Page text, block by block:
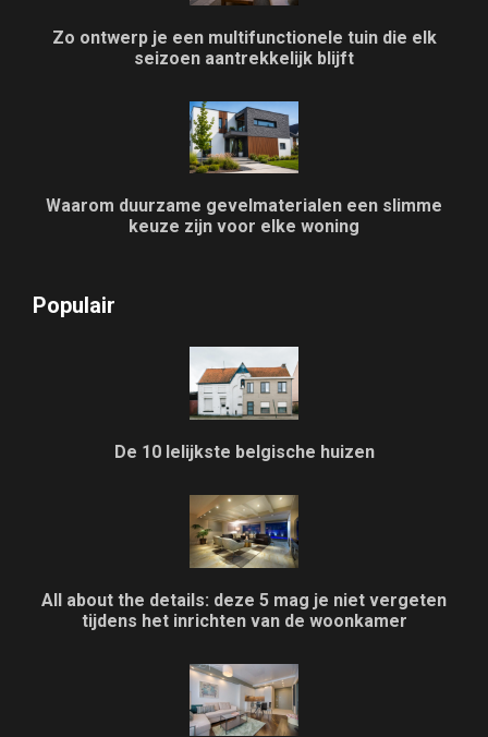
Zo ontwerp je een multifunctionele tuin die elk
seizoen aantrekkelijk blijft
Waarom duurzame gevelmaterialen een slimme
keuze zijn voor elke woning
Populair
De 10 lelijkste belgische huizen
All about the details: deze 5 mag je niet vergeten
tijdens het inrichten van de woonkamer